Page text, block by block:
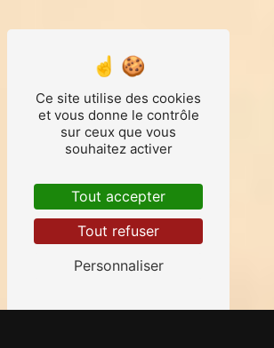
Ce site utilise des cookies
et vous donne le contrôle
sur ceux que vous
souhaitez activer
Tout accepter
Tout refuser
Personnaliser